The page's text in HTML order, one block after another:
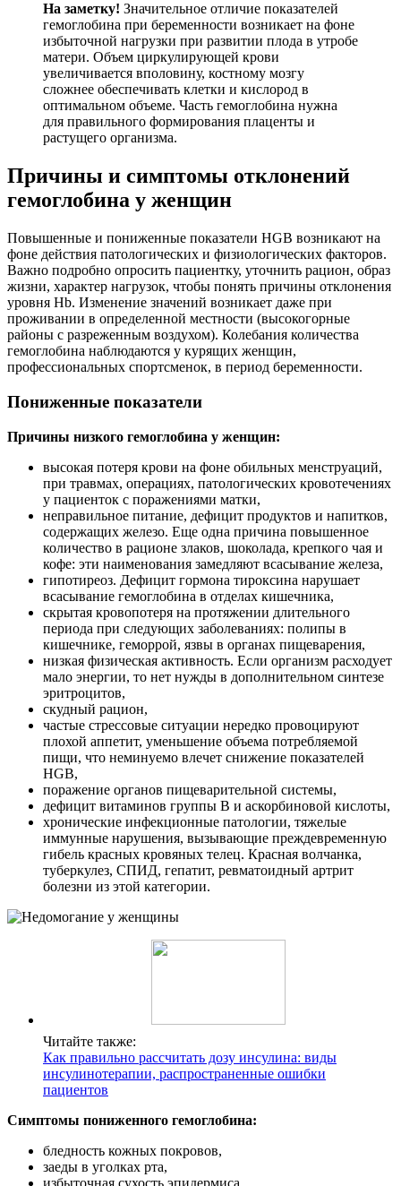
На заметку! Значительное отличие показателей
гемоглобина при беременности возникает на фоне
избыточной нагрузки при развитии плода в утробе
матери. Объем циркулирующей крови
увеличивается вполовину, костному мозгу
сложнее обеспечивать клетки и кислород в
оптимальном объеме. Часть гемоглобина нужна
для правильного формирования плаценты и
растущего организма.
Причины и симптомы отклонений
гемоглобина у женщин
Повышенные и пониженные показатели HGB возникают на
фоне действия патологических и физиологических факторов.
Важно подробно опросить пациентку, уточнить рацион, образ
жизни, характер нагрузок, чтобы понять причины отклонения
уровня Hb. Изменение значений возникает даже при
проживании в определенной местности (высокогорные
районы с разреженным воздухом). Колебания количества
гемоглобина наблюдаются у курящих женщин,
профессиональных спортсменок, в период беременности.
Пониженные показатели
Причины низкого гемоглобина у женщин:
высокая потеря крови на фоне обильных менструаций,
при травмах, операциях, патологических кровотечениях
у пациенток с поражениями матки,
неправильное питание, дефицит продуктов и напитков,
содержащих железо. Еще одна причина повышенное
количество в рационе злаков, шоколада, крепкого чая и
кофе: эти наименования замедляют всасывание железа,
гипотиреоз. Дефицит гормона тироксина нарушает
всасывание гемоглобина в отделах кишечника,
скрытая кровопотеря на протяжении длительного
периода при следующих заболеваниях: полипы в
кишечнике, геморрой, язвы в органах пищеварения,
низкая физическая активность. Если организм расходует
мало энергии, то нет нужды в дополнительном синтезе
эритроцитов,
скудный рацион,
частые стрессовые ситуации нередко провоцируют
плохой аппетит, уменьшение объема потребляемой
пищи, что неминуемо влечет снижение показателей
HGB,
поражение органов пищеварительной системы,
дефицит витаминов группы В и аскорбиновой кислоты,
хронические инфекционные патологии, тяжелые
иммунные нарушения, вызывающие преждевременную
гибель красных кровяных телец. Красная волчанка,
туберкулез, СПИД, гепатит, ревматоидный артрит
болезни из этой категории.
Читайте также:
Как правильно рассчитать дозу инсулина: виды
инсулинотерапии, распространенные ошибки
пациентов
Симптомы пониженного гемоглобина:
бледность кожных покровов,
заеды в уголках рта,
избыточная сухость эпидермиса,